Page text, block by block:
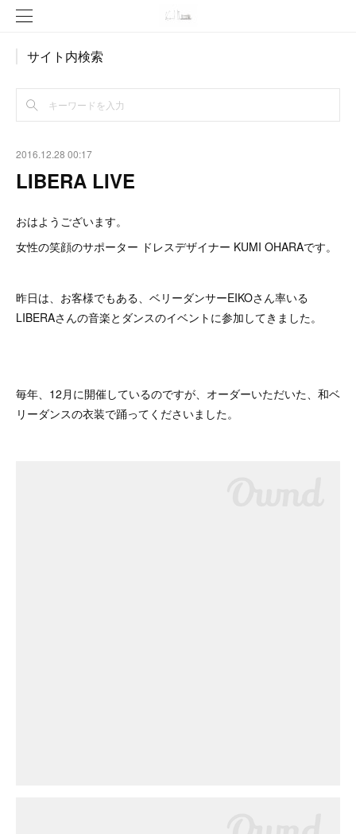
サイト内検索
2016.12.28 00:17
LIBERA LIVE
おはようございます。
女性の笑顔のサポーター ドレスデザイナー KUMI OHARAです。
昨日は、お客様でもある、ベリーダンサーEIKOさん率いる
LIBERAさんの音楽とダンスのイベントに参加してきました。
毎年、12月に開催しているのですが、オーダーいただいた、和ベ
リーダンスの衣装で踊ってくださいました。